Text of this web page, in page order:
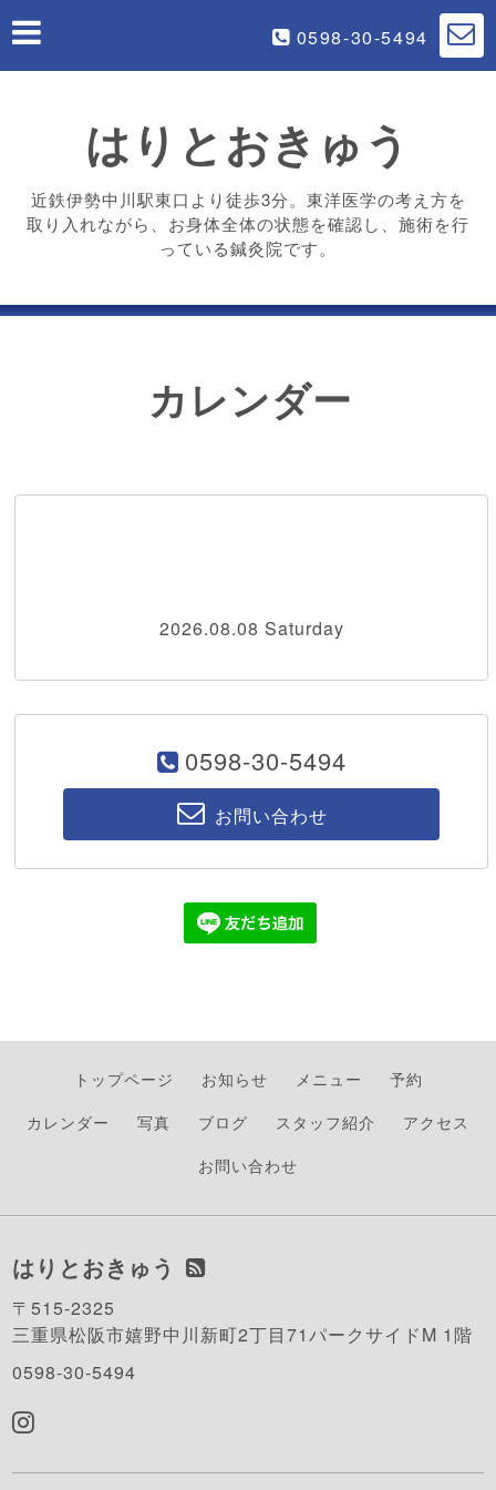
0598-30-5494
はりとおきゅう
近鉄伊勢中川駅東口より徒歩3分。東洋医学の考え方を
取り入れながら、お身体全体の状態を確認し、施術を行
っている鍼灸院です。
カレンダー
2026.08.08 Saturday
0598-30-5494
お問い合わせ
トップページ お知らせ メニュー
予約
カレンダー
写真 ブログ スタッフ紹介
アクセス
お問い合わせ
はりとおきゅう
〒515-2325
三重県松阪市嬉野中川新町2丁目71パークサイドM 1階
0598-30-5494